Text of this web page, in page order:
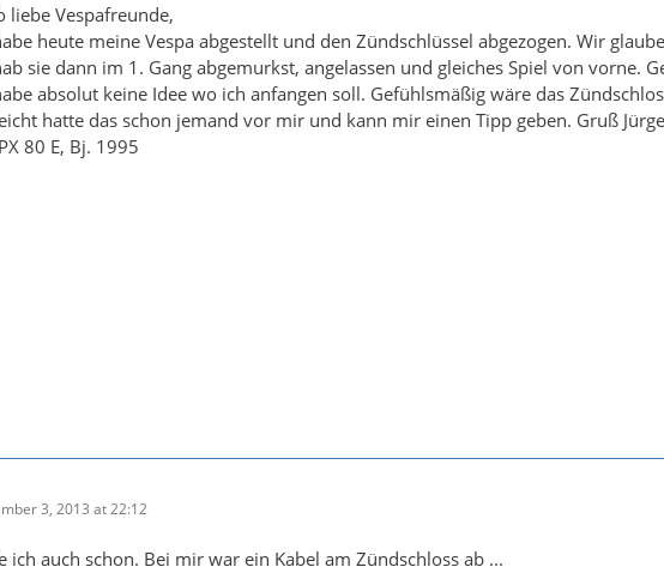
liebe Vespafreunde,
heute meine Vespa abgestellt und den Zündschlüssel abgezogen. Wir
sie dann im 1. Gang abgemurkst, angelassen und gleiches Spiel von vorne.
absolut keine Idee wo ich anfangen soll. Gefühlsmäßig wäre das
hatte das schon jemand vor mir und kann mir einen Tipp geben. Gruß
80 E, Bj. 1995
3, 2013 at 22:12
ich auch schon. Bei mir war ein Kabel am Zündschloss ab ...